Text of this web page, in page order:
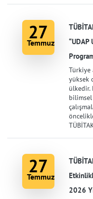
27
Temmuz
“UDAP
Türkiye
yüksek
ülkedir.
bilimsel
27
Temmuz
2026